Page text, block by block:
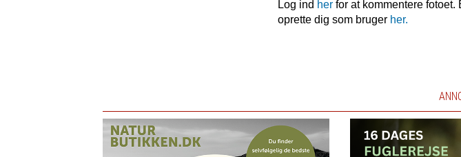
Log ind her for at kommentere fotoet.
oprette dig som bruger her.